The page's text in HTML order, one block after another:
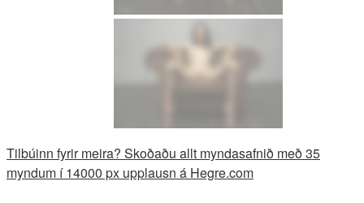
Tilbúinn fyrir meira? Skoðaðu allt myndasafnið með 35
myndum í 14000 px upplausn á Hegre.com